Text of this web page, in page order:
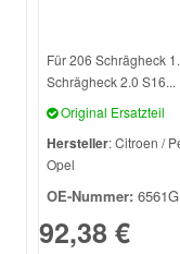
Für 206 Schrägheck
Schrägheck 2.0 S16...
Original Ersatzteil
Hersteller: Citroen /
Opel
OE-Nummer:
92,38 €